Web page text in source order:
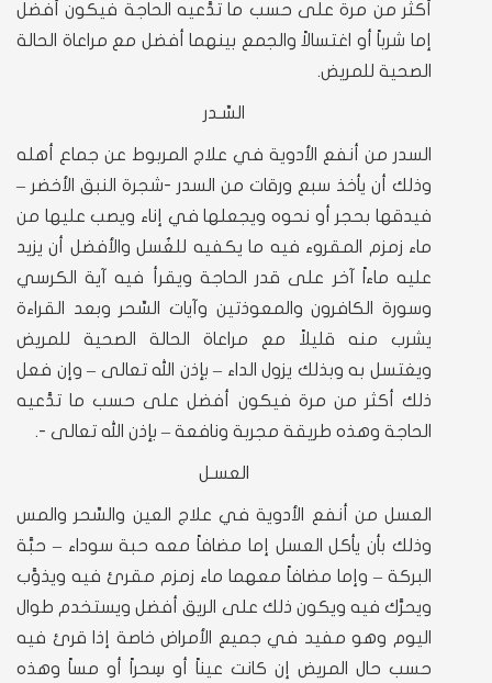
أكثر من مرة على حسب ما تدَّعيه الحاجة فيكون أفضل
إما شرباً أو اغتسالاً والجمع بينهما أفضل مع مراعاة الحالة
الصحية للمريض.
السِّـدر
السدر من أنفع الأدوية في علاج المربوط عن جماع أهله
وذلك أن يأخذ سبع ورقات من السدر -شجرة النبق الأخضر –
فيدقها بحجر أو نحوه ويجعلها في إناء ويصب عليها من
ماء زمزم المقروء فيه ما يكفيه للغُسل والأفضل أن يزيد
عليه ماءاً آخر على قدر الحاجة ويقرأ فيه آية الكرسي
وسورة الكافرون والمعوذتين وآيات السِّحر وبعد القراءة
يشرب منه قليلاً مع مراعاة الحالة الصحية للمريض
ويغتسل به وبذلك يزول الداء – بإذن الله تعالى – وإن فعل
ذلك أكثر من مرة فيكون أفضل على حسب ما تدَّعيه
الحاجة وهذه طريقة مجربة ونافعة – بإذن الله تعالى -.
العسـل
العسل من أنفع الأدوية في علاج العين والسِّحر والمس
وذلك بأن يأكل العسل إما مضافاً معه حبة سوداء – حبَّة
البركة – وإما مضافاً معهما ماء زمزم مقرئ فيه ويذوَّب
ويحرَّك فيه ويكون ذلك على الريق أفضل ويستخدم طوال
اليوم وهو مفيد في جميع الأمراض خاصة إذا قرئ فيه
حسب حال المريض إن كانت عيناً أو سِحراً أو مساً وهذه